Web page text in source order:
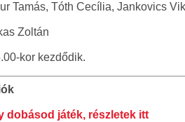
Tamás, Tóth Cecília, Jankovics
Zoltán
kor kezdődik.
dobásod játék, részletek itt